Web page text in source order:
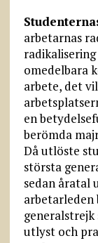
arbetarnas
omedelbara
arbete, det
en
berömda
Då utlöste
största
sedan åratal
arbetarleden
generalstrejk
utlyst och